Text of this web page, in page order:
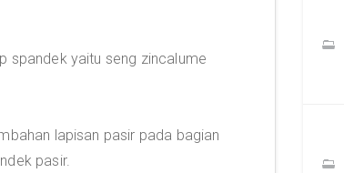
spandek yaitu seng zincalume
lapisan pasir pada bagian
pasir.